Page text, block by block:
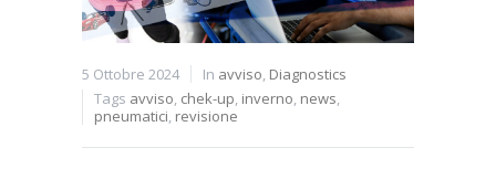
5 Ottobre 2024 In avviso, Diagnostics
Tags avviso, chek-up, inverno, news,
pneumatici, revisione